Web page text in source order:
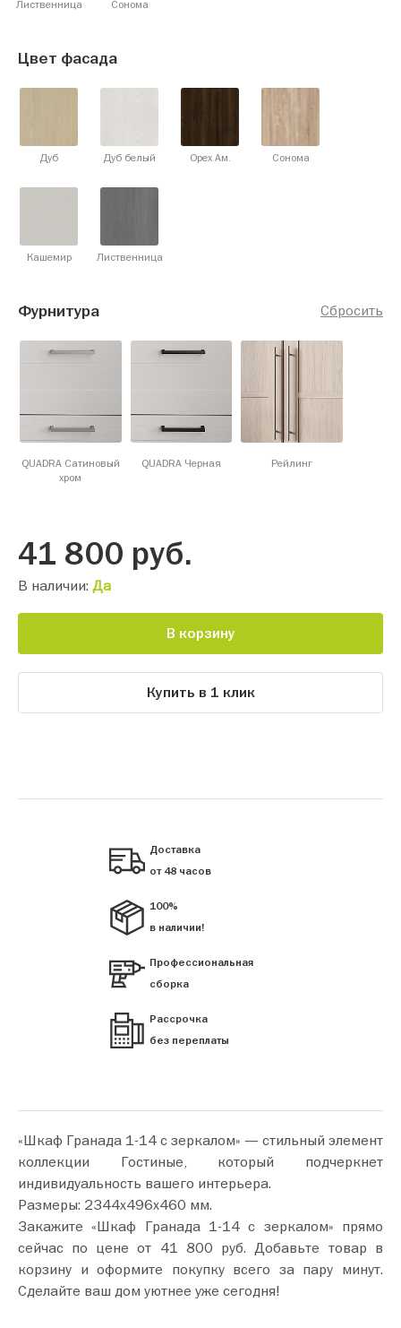
Лиственница Сонома
Цвет фасада
Дуб Дуб белый Орех Ам. Сонома
Кашемир Лиственница
Сбросить
Фурнитура
QUADRA Сатиновый
хром
QUADRA Черная Рейлинг
41 800 руб.
В наличии: Да
В корзину
Купить в 1 клик
Доставка
от 48 часов
100%
в наличии!
Профессиональная
сборка
Рассрочка
без переплаты
«Шкаф Гранада 1-14 с зеркалом» — стильный элемент
коллекции Гостиные, который подчеркнет
индивидуальность вашего интерьера.
Размеры: 2344х496х460 мм.
Закажите «Шкаф Гранада 1-14 с зеркалом» прямо
сейчас по цене от 41 800 руб. Добавьте товар в
корзину и оформите покупку всего за пару минут.
Сделайте ваш дом уютнее уже сегодня!